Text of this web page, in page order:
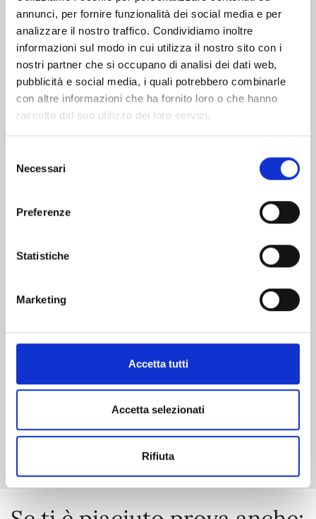
annunci, per fornire funzionalità dei social media e per
analizzare il nostro traffico. Condividiamo inoltre
informazioni sul modo in cui utilizza il nostro sito con i
nostri partner che si occupano di analisi dei dati web,
pubblicità e social media, i quali potrebbero combinarle
con altre informazioni che ha fornito loro o che hanno
raccolto dal suo utilizzo dei loro servizi.
delNecessari
Preferenze
Statistiche
Marketing
Accetta tutti
Accetta selezionati
Rifiuta
Altri volumi della serie
€ 6,50
Mostra tutto